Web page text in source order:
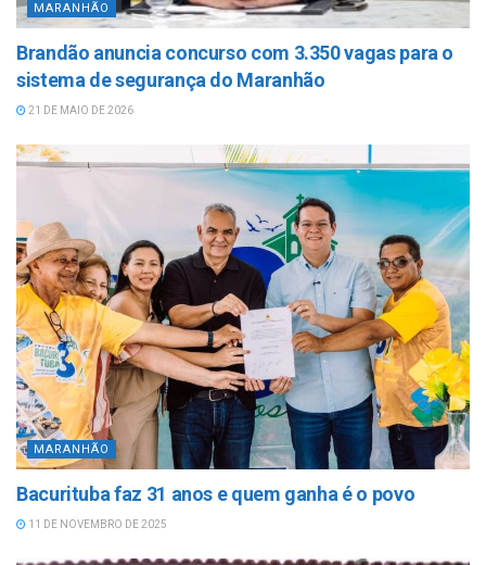
MARANHÃO
Brandão anuncia concurso com 3.350 vagas para o
sistema de segurança do Maranhão
21 DE MAIO DE 2026
MARANHÃO
Bacurituba faz 31 anos e quem ganha é o povo
11 DE NOVEMBRO DE 2025